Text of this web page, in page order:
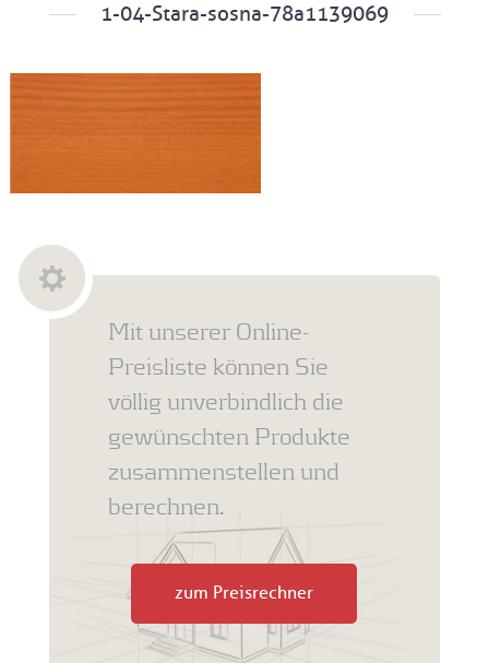
1-04-Stara-sosna-78a1139069
Mit unserer Online-
Preisliste können Sie
völlig unverbindlich die
gewünschten Produkte
zusammenstellen und
berechnen.
zum Preisrechner